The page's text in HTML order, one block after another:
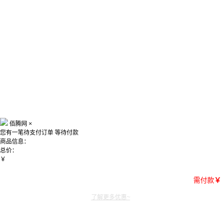
佰腾网 ×
您有一笔待支付订单 等待付款
商品信息：
总价：
￥
需付款￥
了解更多优惠~